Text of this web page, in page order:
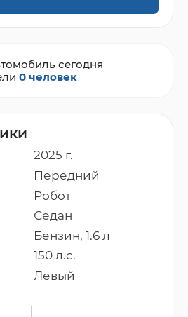
2025 г.
Передний
Робот
Седан
Бензин, 1.6 л
150 л.с.
Левый
сегодня
0 человек